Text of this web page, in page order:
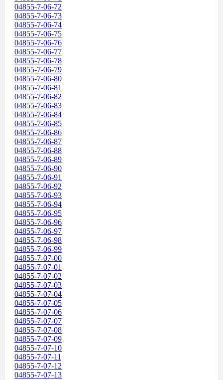
04855-7-06-72
04855-7-06-73
04855-7-06-74
04855-7-06-75
04855-7-06-76
04855-7-06-77
04855-7-06-78
04855-7-06-79
04855-7-06-80
04855-7-06-81
04855-7-06-82
04855-7-06-83
04855-7-06-84
04855-7-06-85
04855-7-06-86
04855-7-06-87
04855-7-06-88
04855-7-06-89
04855-7-06-90
04855-7-06-91
04855-7-06-92
04855-7-06-93
04855-7-06-94
04855-7-06-95
04855-7-06-96
04855-7-06-97
04855-7-06-98
04855-7-06-99
04855-7-07-00
04855-7-07-01
04855-7-07-02
04855-7-07-03
04855-7-07-04
04855-7-07-05
04855-7-07-06
04855-7-07-07
04855-7-07-08
04855-7-07-09
04855-7-07-10
04855-7-07-11
04855-7-07-12
04855-7-07-13